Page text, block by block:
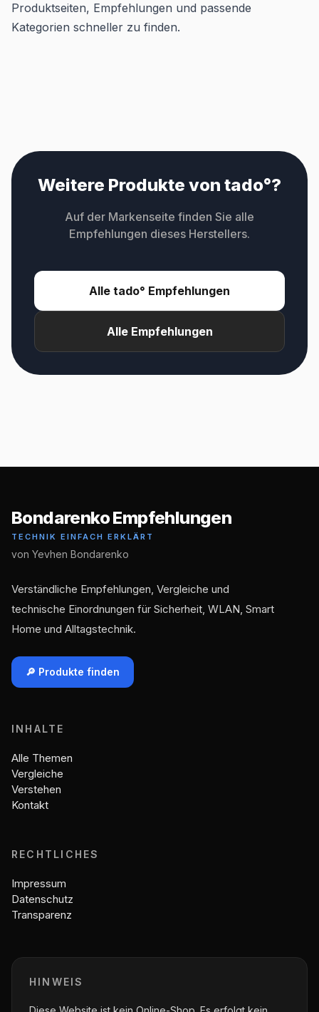
Produktseiten, Empfehlungen und passende
Kategorien schneller zu finden.
Weitere Produkte von tado°?
Auf der Markenseite finden Sie alle
Empfehlungen dieses Herstellers.
Alle tado° Empfehlungen
Alle Empfehlungen
Bondarenko Empfehlungen
TECHNIK EINFACH ERKLÄRT
von Yevhen Bondarenko
Verständliche Empfehlungen, Vergleiche und
technische Einordnungen für Sicherheit, WLAN, Smart
Home und Alltagstechnik.
🔎 Produkte finden
INHALTE
Alle Themen
Vergleiche
Verstehen
Kontakt
RECHTLICHES
Impressum
Datenschutz
Transparenz
HINWEIS